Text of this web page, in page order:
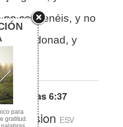
condenéis, y no
perdonad, y
de Lucas 6:37
Version ESV